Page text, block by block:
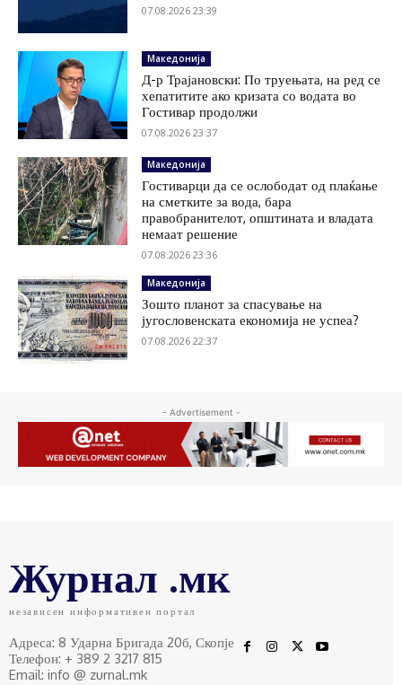
07.08.2026 23:39
Македонија
Д-р Трајановски: По труењата, на ред се
хепатитите ако кризата со водата во
Гостивар продолжи
07.08.2026 23:37
Македонија
Гостиварци да се ослободат од плаќање
на сметките за вода, бара
правобранителот, општината и владата
немаат решение
07.08.2026 23:36
Македонија
Зошто планот за спасување на
југословенската економија не успеа?
07.08.2026 22:37
- Advertisement -
Журнал .мк
независен информативен портал
Адреса: 8 Ударна Бригада 20б, Скопје
Телефон: + 389 2 3217 815
Email: info @ zurnal.mk